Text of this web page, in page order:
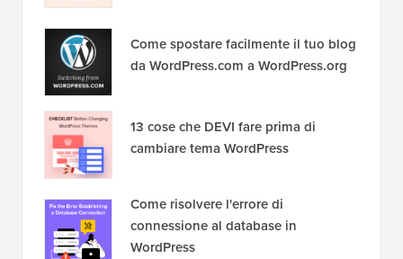
Come spostare facilmente il tuo blog
da WordPress.com a WordPress.org
13 cose che DEVI fare prima di
cambiare tema WordPress
Come risolvere l'errore di
connessione al database in
WordPress